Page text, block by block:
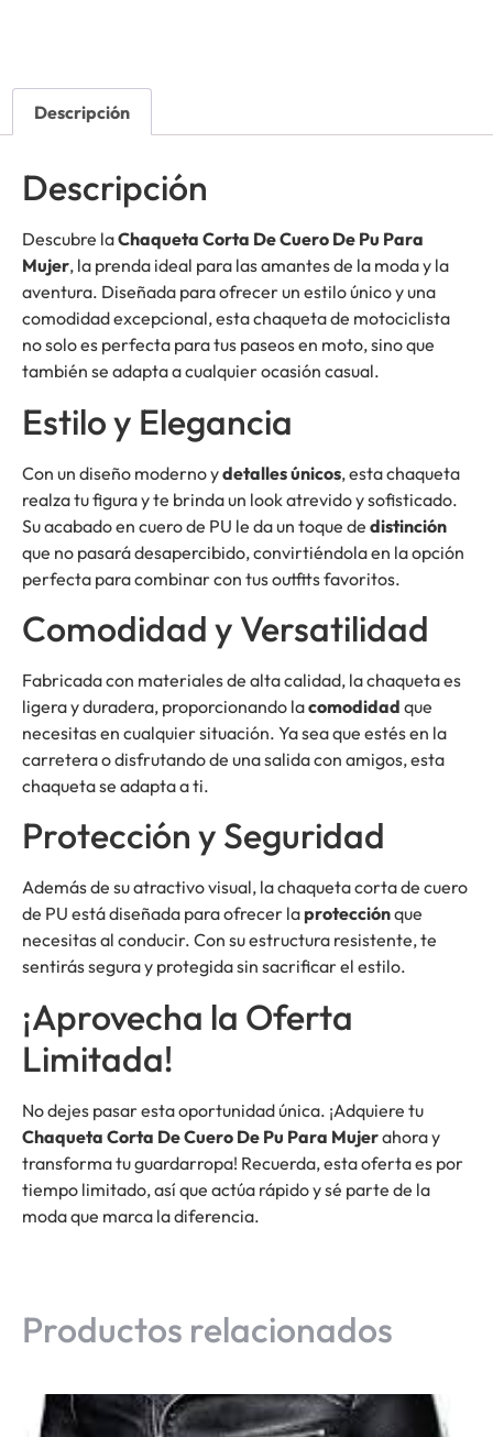
Descripción
Descripción
Descubre laChaqueta Corta De Cuero De Pu Para
Mujer, la prenda ideal para las amantes de la moda y la
aventura. Diseñada para ofrecer un estilo único y una
comodidad excepcional, esta chaqueta de motociclista
no solo es perfecta para tus paseos en moto, sino que
también se adapta a cualquier ocasión casual.
Estilo y Elegancia
Con un diseño moderno ydetalles únicos, esta chaqueta
realza tu figura y te brinda un look atrevido y sofisticado.
Su acabado en cuero de PU le da un toque de distinción
que no pasará desapercibido, convirtiéndola en la opción
perfecta para combinar con tus outfits favoritos.
Comodidad y Versatilidad
Fabricada con materiales de alta calidad, la chaqueta es
ligera y duradera, proporcionando lacomodidad que
necesitas en cualquier situación. Ya sea que estés en la
carretera o disfrutando de una salida con amigos, esta
chaqueta se adapta a ti.
Protección y Seguridad
Además de su atractivo visual, la chaqueta corta de cuero
de PU está diseñada para ofrecer laprotecciónque
necesitas al conducir. Con su estructura resistente, te
sentirás segura y protegida sin sacrificar el estilo.
¡Aprovecha la Oferta
Limitada!
No dejes pasar esta oportunidad única. ¡Adquiere tu
Chaqueta Corta De Cuero De Pu Para Mujerahora y
transforma tu guardarropa! Recuerda, esta oferta es por
tiempo limitado, así que actúa rápido y sé parte de la
moda que marca la diferencia.
Productos relacionados